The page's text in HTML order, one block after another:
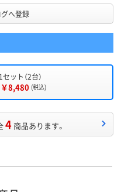
へ登録
1セット（2台）
￥8,480 (税込)
4 商品あります。